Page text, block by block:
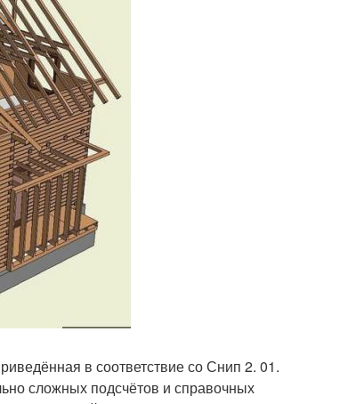
в соответствие со Снип 2. 01.
сложных подсчётов и справочных